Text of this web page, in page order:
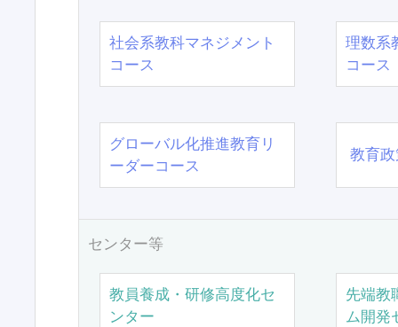
社会系教科マネジメント
コース
理数系
コース
グローバル化推進教育リ
ーダーコース
教育
センター等
教員養成・研修高度化セ
ンター
先端教
ム開発